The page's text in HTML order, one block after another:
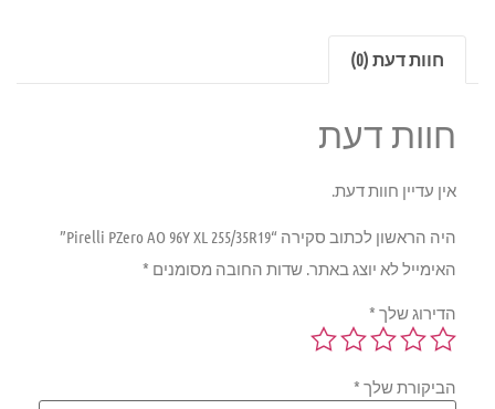
חוות דעת (0)
חוות דעת
אין עדיין חוות דעת.
היה הראשון לכתוב סקירה “Pirelli PZero AO 96Y XL 255/35R19”
האימייל לא יוצג באתר.שדות החובה מסומנים*
הדירוג שלך*
הביקורת שלך*